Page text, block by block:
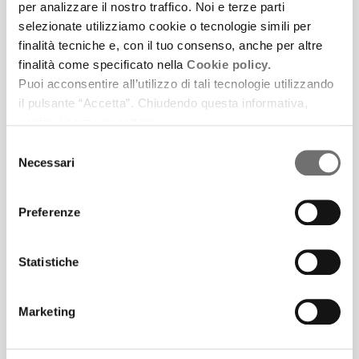
per analizzare il nostro traffico. Noi e terze parti
selezionate utilizziamo cookie o tecnologie simili per
finalità tecniche e, con il tuo consenso, anche per altre
finalità come specificato nella Cookie policy.
Puoi acconsentire all’utilizzo di tali tecnologie utilizzando
il pulsante “Accetta”. Chiudendo questa informativa,
delNecessari
Preferenze
Statistiche
Marketing
27 Ottobre 2022
SPECIALE 900 FEST | OPERAZIONE MARCIA SU
ROMA